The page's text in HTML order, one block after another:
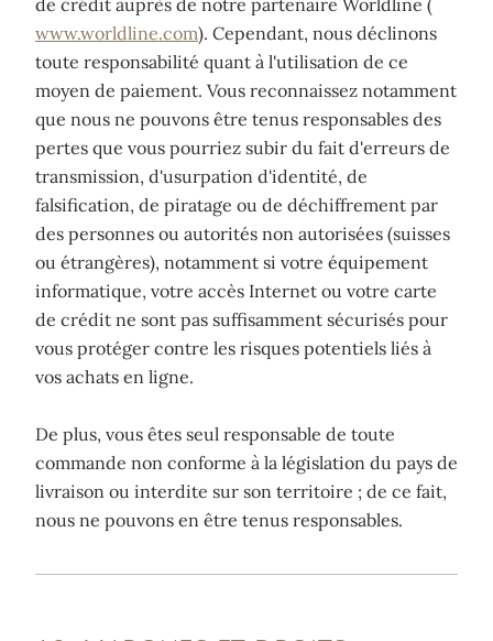
de crédit auprès de notre partenaire Worldline (
www.worldline.com). Cependant, nous déclinons
toute responsabilité quant à l'utilisation de ce
moyen de paiement. Vous reconnaissez notamment
que nous ne pouvons être tenus responsables des
pertes que vous pourriez subir du fait d'erreurs de
transmission, d'usurpation d'identité, de
falsification, de piratage ou de déchiffrement par
des personnes ou autorités non autorisées (suisses
ou étrangères), notamment si votre équipement
informatique, votre accès Internet ou votre carte
de crédit ne sont pas suffisamment sécurisés pour
vous protéger contre les risques potentiels liés à
vos achats en ligne.
De plus, vous êtes seul responsable de toute
commande non conforme à la législation du pays de
livraison ou interdite sur son territoire ; de ce fait,
nous ne pouvons en être tenus responsables.